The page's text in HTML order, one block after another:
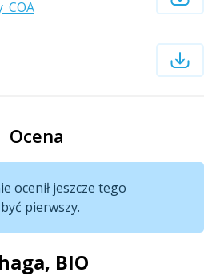
Ocena
ocenił jeszcze tego
pierwszy.
BIO